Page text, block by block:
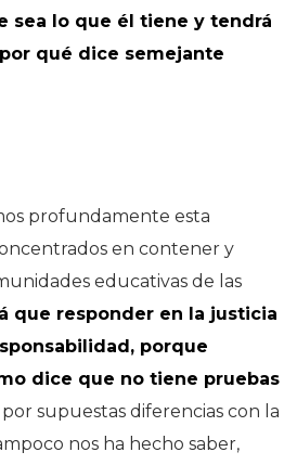
sea lo que él tiene y tendrá
qué dice semejante
profundamente esta
en contener y
educativas de las
que responder en la justicia
porque
dice que no tiene pruebas
supuestas diferencias con la
nos ha hecho saber,